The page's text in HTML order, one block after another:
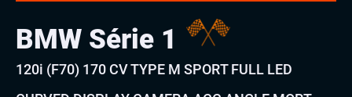
BMW Série 1
120i (F70) 170 CV TYPE M SPORT FULL LED